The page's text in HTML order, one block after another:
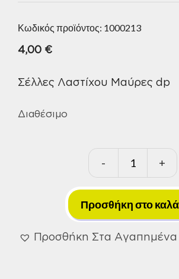
Κωδικός προϊόντος: 1000213
4,00 €
Σέλλες Λαστίχου Μαύρες dp
Διαθέσιμο
-
Σέλλες
Λαστίχου
dp
ποσότητα
+
Προσθήκη στο
Προσθήκη Στα Αγαπημένα